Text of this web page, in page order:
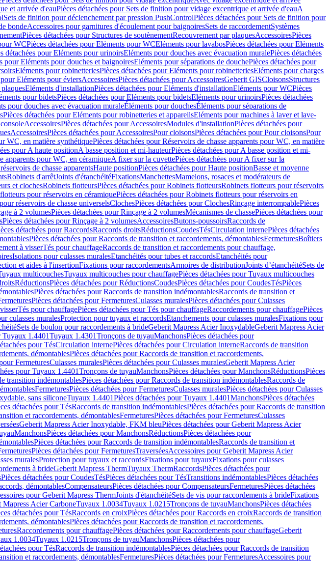
et arrivée d'eauPièces détachées pour Sets de finition pour vidage excentrique et arrivée d'eauA
Sets de finition pour déclenchement par pression PushControlPièces détachées pour Sets de finition pour
bondeAccessoires pour garnitures d'écoulement pour baignoiresSets de raccordementSystèmes
Pièces détachées pour Structures de soutènementRecouvrement par plaquesAccessoiresPièces
WCPièces détachées pour Eléments pour WCEléments pour lavabosPièces détachées pour Eléments
détachées pour Eléments pour urinoirsEléments pour douches avec évacuation muralePièces détachées
pour Eléments pour douches et baignoiresEléments pour séparations de douchePièces détachées pour
Eléments pour robinetteriesPièces détachées pour Eléments pour robinetteriesEléments pour charges
Eléments pour éviersAccessoiresPièces détachées pour AccessoiresGeberit GISCloisonsStructures
Eléments d'installationPièces détachées pour Eléments d'installationEléments pour WCPièces
pour bidetsPièces détachées pour Eléments pour bidetsEléments pour urinoirsPièces détachées
pour douches avec évacuation muraleÉléments pour douchesÉléments pour séparations de
Pièces détachées pour Eléments pour robinetteries et appareilsEléments pour machines à laver et lave-
AccessoiresPièces détachées pour AccessoiresModules d'installationPièces détachées pour
AccessoiresPièces détachées pour AccessoiresPour cloisonsPièces détachées pour Pour cloisonsPour
WC, en matière synthétiquePièces détachées pour Réservoirs de chasse apparents pour WC, en matière
pour A haute positionA basse position et mi-hauteurPièces détachées pour A basse position et mi-
apparents pour WC, en céramiqueA fixer sur la cuvettePièces détachées pour A fixer sur la
de chasse apparentsHaute positionPièces détachées pour Haute positionBasse et moyenne
Robinets d'arrêtJoints d'étanchéitéFixationsManchettesMamelons, rosaces et modérateurs de
et clochesRobinets flotteursPièces détachées pour Robinets flotteursRobinets flotteurs pour réservoirs
pour réservoirs en céramiquePièces détachées pour Robinets flotteurs pour réservoirs en
réservoirs de chasse universelsClochesPièces détachées pour ClochesRinçage interrompablePièces
à 2 volumesPièces détachées pour Rinçage à 2 volumesMécanismes de chassePièces détachées pour
Pièces détachées pour Rinçage à 2 volumesAccessoiresButons-poussoirsRaccords de
détachées pour RaccordsRaccords droitsRéductionsCoudesTésCirculation internePièces détachées
Pièces détachées pour Raccords de transition et raccordements, démontablesFermeturesBoîtiers
à visserTés pour chauffageRaccords de transition et raccordements pour chauffage,
Isolations pour culasses muralesEtanchéités pour tubes et raccordsEtanchéités pour
et aides à l'insertionFixations pour raccordementsArmoires de distributionJoints d’étanchéitéSets de
multicouchesTuyaux multicouches pour chauffagePièces détachées pour Tuyaux multicouches
RéductionsPièces détachées pour RéductionsCoudesPièces détachées pour CoudesTésPièces
Pièces détachées pour Raccords de transition indémontablesRaccords de transition et
Pièces détachées pour FermeturesCulasses muralesPièces détachées pour Culasses
Tés pour chauffagePièces détachées pour Tés pour chauffageRaccordements pour chauffagePièces
culasses muralesProtection pour tuyaux et raccordsEtanchements pour culasses muralesFixations pour
Sets de boulon pour raccordements à brideGeberit Mapress Acier InoxydableGeberit Mapress Acier
Tuyaux 1.4401Tuyaux 1.4301Tronçons de tuyauManchonsPièces détachées pour
pour TésCirculation internePièces détachées pour Circulation interneRaccords de transition
démontablesPièces détachées pour Raccords de transition et raccordements,
FermeturesCulasses muralesPièces détachées pour Culasses muralesGeberit Mapress Acier
pour Tuyaux 1.4401Tronçons de tuyauManchonsPièces détachées pour ManchonsRéductionsPièces
transition indémontablesPièces détachées pour Raccords de transition indémontablesRaccords de
FermeturesPièces détachées pour FermeturesCulasses muralesPièces détachées pour Culasses
sans siliconeTuyaux 1.4401Pièces détachées pour Tuyaux 1.4401ManchonsPièces détachées
détachées pour TésRaccords de transition indémontablesPièces détachées pour Raccords de transition
et raccordements, démontablesFermeturesPièces détachées pour FermeturesCulasses
Geberit Mapress Acier Inoxydable, FKM bleuPièces détachées pour Geberit Mapress Acier
ManchonsPièces détachées pour ManchonsRéductionsPièces détachées pour
Pièces détachées pour Raccords de transition indémontablesRaccords de transition et
Pièces détachées pour FermeturesTraverséesAccessoires pour Geberit Mapress Acier
muralesProtection pour tuyaux et raccordsFixations pour tuyauxFixations pour culasses
à brideGeberit Mapress ThermTuyaux ThermRaccordsPièces détachées pour
Pièces détachées pour CoudesTésPièces détachées pour TésTransitions indémontablesPièces détachées
démontablesCompensateursPièces détachées pour CompensateursFermeturesPièces détachées
pour Geberit Mapress ThermJoints d'étanchéitéSets de vis pour raccordements à brideFixations
Mapress Acier CarboneTuyaux 1.0034Tuyaux 1.0215Tronçons de tuyauManchonsPièces détachées
détachées pour TésRaccords en croixPièces détachées pour Raccords en croixRaccords de transition
démontablesPièces détachées pour Raccords de transition et raccordements,
Raccordements pour chauffagePièces détachées pour Raccordements pour chauffageGeberit
1.0034Tuyaux 1.0215Tronçons de tuyauManchonsPièces détachées pour
pour TésRaccords de transition indémontablesPièces détachées pour Raccords de transition
et raccordements, démontablesFermeturesPièces détachées pour FermeturesAccessoires pour